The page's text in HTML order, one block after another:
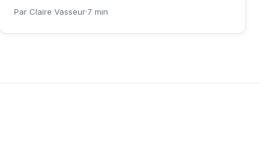
Par Claire Vasseur·7 min